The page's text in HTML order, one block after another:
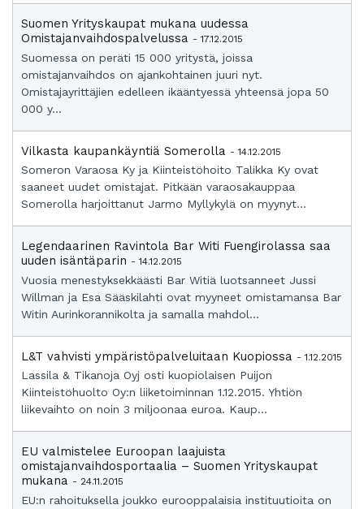
Suomen Yrityskaupat mukana uudessa
Omistajanvaihdospalvelussa - 17.12.2015
Suomessa on peräti 15 000 yritystä, joissa
omistajanvaihdos on ajankohtainen juuri nyt.
Omistajayrittäjien edelleen ikääntyessä yhteensä jopa 50
000 y...
Vilkasta kaupankäyntiä Somerolla - 14.12.2015
Someron Varaosa Ky ja Kiinteistöhoito Talikka Ky ovat
saaneet uudet omistajat. Pitkään varaosakauppaa
Somerolla harjoittanut Jarmo Myllykylä on myynyt...
Legendaarinen Ravintola Bar Witi Fuengirolassa saa
uuden isäntäparin - 14.12.2015
Vuosia menestyksekkäästi Bar Witiä luotsanneet Jussi
Willman ja Esa Sääskilahti ovat myyneet omistamansa Bar
Witin Aurinkorannikolta ja samalla mahdol...
L&T vahvisti ympäristöpalveluitaan Kuopiossa - 1.12.2015
Lassila & Tikanoja Oyj osti kuopiolaisen Puijon
Kiinteistöhuolto Oy:n liiketoiminnan 1.12.2015. Yhtiön
liikevaihto on noin 3 miljoonaa euroa. Kaup...
EU valmistelee Euroopan laajuista
omistajanvaihdosportaalia – Suomen Yrityskaupat
mukana - 24.11.2015
EU:n rahoituksella joukko eurooppalaisia instituutioita on